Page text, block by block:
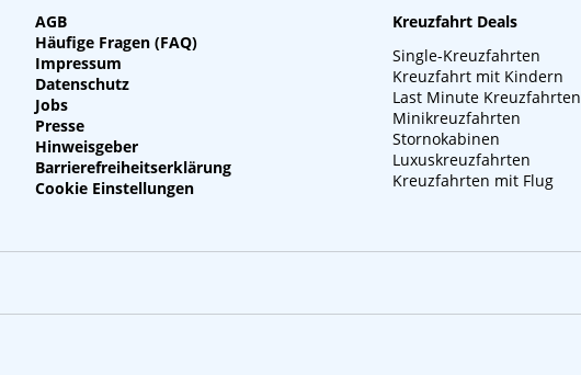
AGB
Häufige Fragen (FAQ)
Impressum
Datenschutz
Jobs
Presse
Hinweisgeber
Barrierefreiheitserklärung
Cookie Einstellungen
Kreuzfahrt Deals
Single-Kreuzfahrten
Kreuzfahrt mit Kindern
Last Minute Kreuzfahrten
Minikreuzfahrten
Stornokabinen
Luxuskreuzfahrten
Kreuzfahrten mit Flug